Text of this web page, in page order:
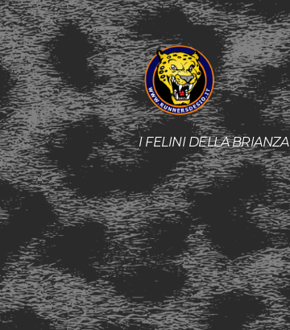
I FELINI DELLA BRIANZA